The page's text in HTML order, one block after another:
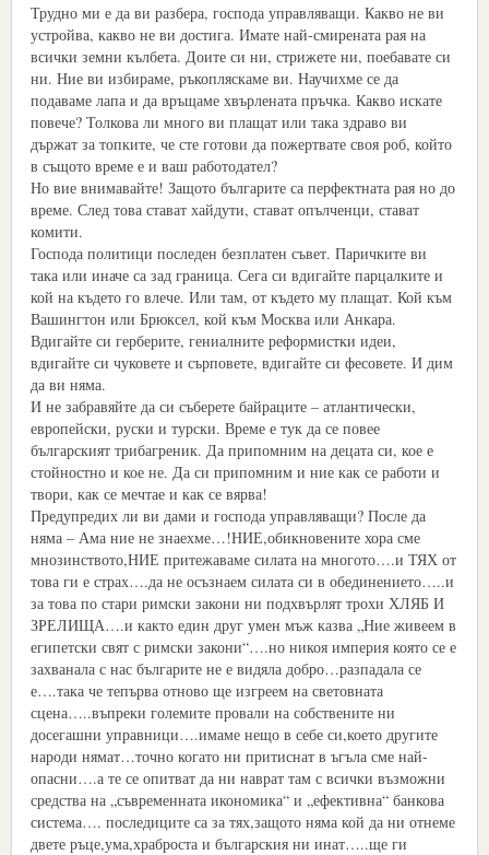
Трудно ми е да ви разбера, господа управляващи. Какво не ви
устройва, какво не ви достига. Имате най-смирената рая на
всички земни кълбета. Доите си ни, стрижете ни, поебавате си
ни. Ние ви избираме, ръкопляскаме ви. Научихме се да
подаваме лапа и да връщаме хвърлената пръчка. Какво искате
повече? Толкова ли много ви плащат или така здраво ви
държат за топките, че сте готови да пожертвате своя роб, който
в същото време е и ваш работодател?
Но вие внимавайте! Защото българите са перфектната рая но до
време. След това стават хайдути, стават опълченци, стават
комити.
Господа политици последен безплатен съвет. Паричките ви
така или иначе са зад граница. Сега си вдигайте парцалките и
кой на където го влече. Или там, от където му плащат. Кой към
Вашингтон или Брюксел, кой към Москва или Анкара.
Вдигайте си герберите, гениалните реформистки идеи,
вдигайте си чуковете и сърповете, вдигайте си фесовете. И дим
да ви няма.
И не забравяйте да си съберете байраците – атлантически,
европейски, руски и турски. Време е тук да се повее
българският трибагреник. Да припомним на децата си, кое е
стойностно и кое не. Да си припомним и ние как се работи и
твори, как се мечтае и как се вярва!
Предупредих ли ви дами и господа управляващи? После да
няма – Ама ние не знаехме…!НИЕ,обикновените хора сме
мнозинството,НИЕ притежаваме силата на многото….и ТЯХ от
това ги е страх….да не осъзнаем силата си в обединението…..и
за това по стари римски закони ни подхвърлят трохи ХЛЯБ И
ЗРЕЛИЩА….и както един друг умен мъж казва „Ние живеем в
египетски свят с римски закони“….но никоя империя която се е
захванала с нас българите не е видяла добро…разпадала се
е….така че тепърва отново ще изгреем на световната
сцена…..въпреки големите провали на собствените ни
досегашни управници….имаме нещо в себе си,което другите
народи нямат…точно когато ни притиснат в ъгъла сме най-
опасни….а те се опитват да ни наврат там с всички възможни
средства на „съвременната икономика“ и „ефективна“ банкова
система…. последиците са за тях,защото няма кой да ни отнеме
двете ръце,ума,храброста и българския ни инат…..ще ги